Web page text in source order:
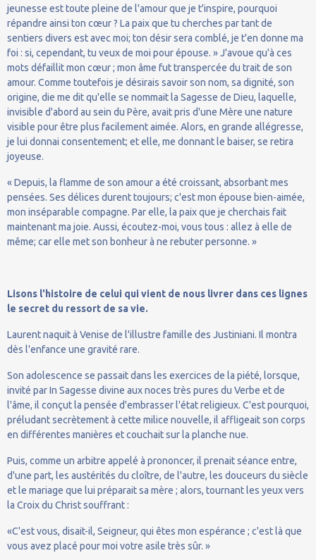
jeunesse est toute pleine de l'amour que je t'inspire, pourquoi
répandre ainsi ton cœur ? La paix que tu cherches par tant de
sentiers divers est avec moi; ton désir sera comblé, je t'en donne ma
foi : si, cependant, tu veux de moi pour épouse. » J'avoue qu'à ces
mots défaillit mon cœur ; mon âme fut transpercée du trait de son
amour. Comme toutefois je désirais savoir son nom, sa dignité, son
origine, die me dit qu'elle se nommait la Sagesse de Dieu, laquelle,
invisible d'abord au sein du Père, avait pris d'une Mère une nature
visible pour être plus facilement aimée. Alors, en grande allégresse,
je lui donnai consentement; et elle, me donnant le baiser, se retira
joyeuse.
« Depuis, la flamme de son amour a été croissant, absorbant mes
pensées. Ses délices durent toujours; c'est mon épouse bien-aimée,
mon inséparable compagne. Par elle, la paix que je cherchais fait
maintenant ma joie. Aussi, écoutez-moi, vous tous : allez à elle de
même; car elle met son bonheur à ne rebuter personne. »
Lisons l'histoire de celui qui vient de nous livrer dans ces lignes
le secret du ressort de sa vie.
Laurent naquit à Venise de l'illustre famille des Justiniani. Il montra
dès l'enfance une gravité rare.
Son adolescence se passait dans les exercices de la piété, lorsque,
invité par In Sagesse divine aux noces très pures du Verbe et de
l'âme, il conçut la pensée d'embrasser l'état religieux. C'est pourquoi,
préludant secrètement à cette milice nouvelle, il affligeait son corps
en différentes manières et couchait sur la planche nue.
Puis, comme un arbitre appelé à prononcer, il prenait séance entre,
d'une part, les austérités du cloître, de l'autre, les douceurs du siècle
et le mariage que lui préparait sa mère ; alors, tournant les yeux vers
la Croix du Christ souffrant :
«C'est vous, disait-il, Seigneur, qui êtes mon espérance ; c'est là que
vous avez placé pour moi votre asile très sûr. »